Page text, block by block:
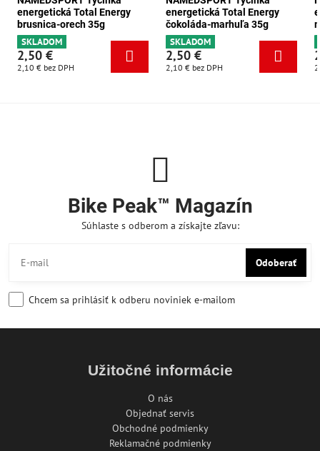
energetická Total Energy
brusnica-orech 35g
SKLADOM
2,50 €
2,10 € bez DPH
energetická Total Energy
čokoláda-marhuľa 35g
SKLADOM
2,50 €
2,10 € bez DPH
Bike Peak™ Magazín
Súhlaste s odberom a získajte zľavu:
Odoberať
Chcem sa prihlásiť k odberu noviniek e-mailom
Užitočné informácie
O nás
Objednať servis
Obchodné podmienky
Reklamačné podmienky